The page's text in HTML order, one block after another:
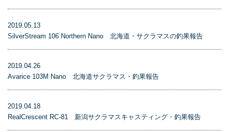
2019.05.13
SilverStream 106 Northern Nano 北海道・サクラマスの釣果報告
2019.04.26
Avarice 103M Nano 北海道サクラマス・釣果報告
2019.04.18
RealCrescent RC-81 新潟サクラマスキャスティング・釣果報告